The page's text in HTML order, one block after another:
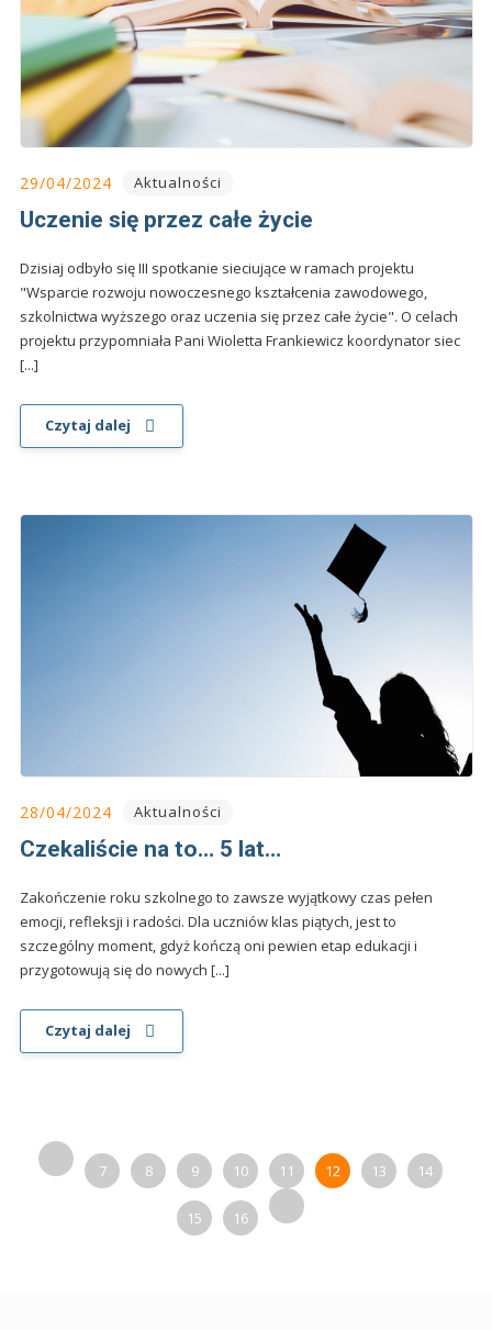
29/04/2024 Aktualności
Uczenie się przez całe życie
Dzisiaj odbyło się III spotkanie sieciujące w ramach projektu
"Wsparcie rozwoju nowoczesnego kształcenia zawodowego,
szkolnictwa wyższego oraz uczenia się przez całe życie". O celach
projektu przypomniała Pani Wioletta Frankiewicz koordynator siec
[...]
Czytaj dalej
28/04/2024 Aktualności
Czekaliście na to… 5 lat…
Zakończenie roku szkolnego to zawsze wyjątkowy czas pełen
emocji, refleksji i radości. Dla uczniów klas piątych, jest to
szczególny moment, gdyż kończą oni pewien etap edukacji i
przygotowują się do nowych [...]
Czytaj dalej
7 8 9 10 11 12 13 14
15 16